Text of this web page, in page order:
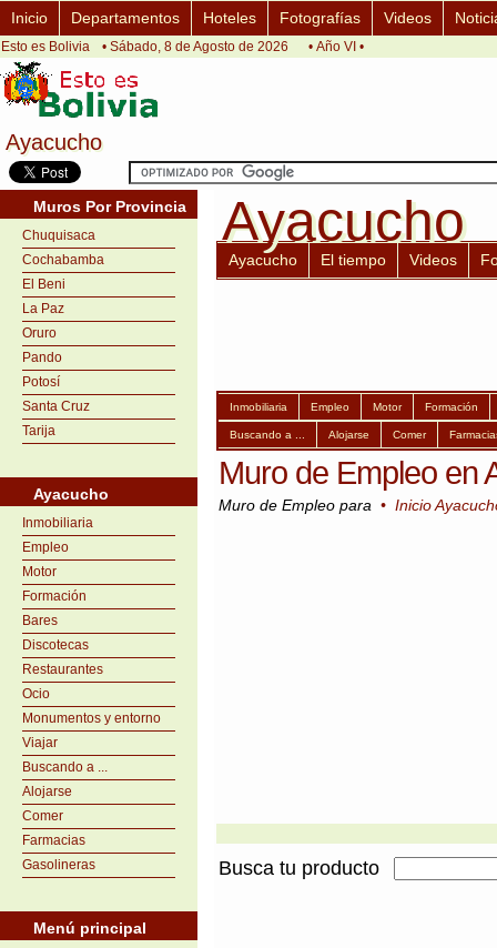
Ayacucho
Ayacucho
Inicio Departamentos Hoteles Fotografías Videos
Esto es Bolivia • Sábado, 8 de Agosto de 2026 • Año VI •
Muros Por Provincia
Chuquisaca
Cochabamba
El Beni
La Paz
Oruro
Pando
Potosí
Santa Cruz
Tarija
Ayacucho
Inmobiliaria
Empleo
Motor
Formación
Bares
Discotecas
Restaurantes
Ocio
Monumentos y entorno
Viajar
Buscando a ...
Alojarse
Comer
Farmacias
Gasolineras
Menú principal
Ayacucho
Ayacucho
Ayacucho El tiempo Videos
Inmobiliaria Empleo Motor Formación
Buscando a ... Alojarse Comer
Muro de Empleo en
Muro de Empleo para • Inicio
Busca tu producto